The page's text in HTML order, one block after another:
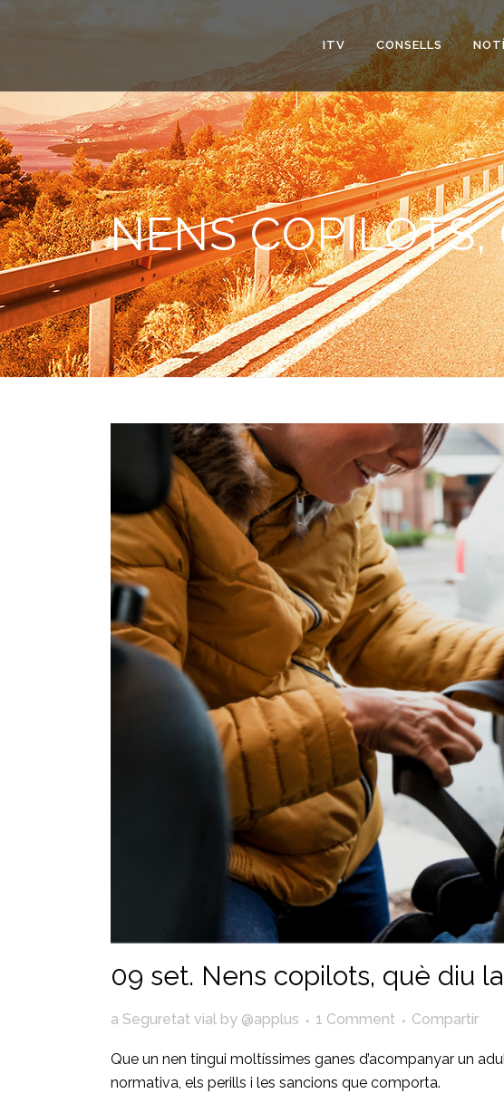
ITV CONSELLS
NENS
09 set. Nens copilots, què diu
a Seguretat vial by @applus 1 Comment Compartir
Que un nen tingui moltíssimes ganes d’acompanyar un
normativa, els perills i les sancions que comporta.